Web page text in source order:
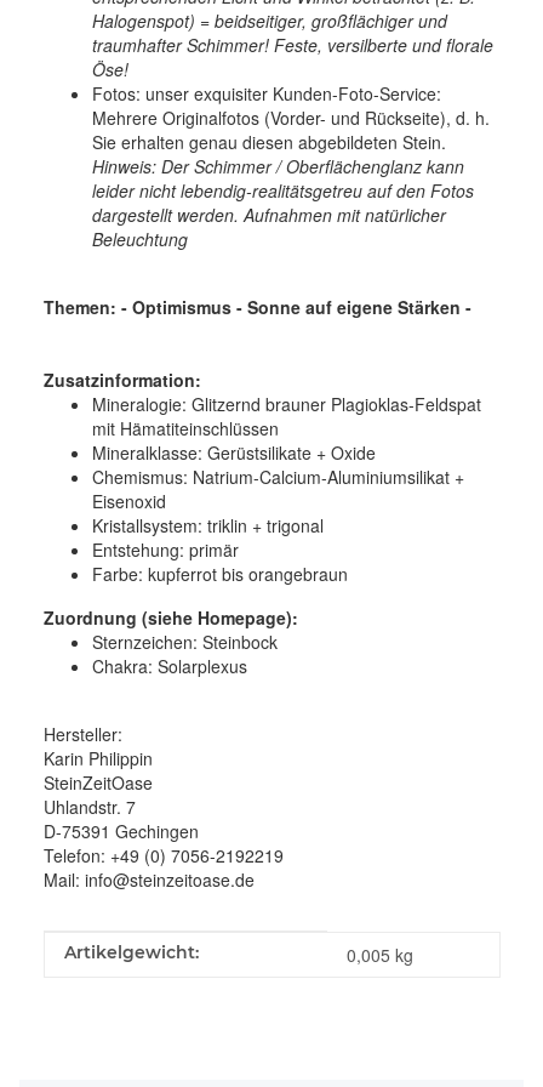
Halogenspot) = beidseitiger, großflächiger und
traumhafter Schimmer! Feste, versilberte und florale
Öse!
Fotos: unser exquisiter Kunden-Foto-Service:
Mehrere Originalfotos (Vorder- und Rückseite), d. h.
Sie erhalten genau diesen abgebildeten Stein.
Hinweis: Der Schimmer / Oberflächenglanz kann
leider nicht lebendig-realitätsgetreu auf den Fotos
dargestellt werden. Aufnahmen mit natürlicher
Beleuchtung
Themen: - Optimismus - Sonne auf eigene Stärken -
Zusatzinformation:
Mineralogie: Glitzernd brauner Plagioklas-Feldspat
mit Hämatiteinschlüssen
Mineralklasse: Gerüstsilikate + Oxide
Chemismus: Natrium-Calcium-Aluminiumsilikat +
Eisenoxid
Kristallsystem: triklin + trigonal
Entstehung: primär
Farbe: kupferrot bis orangebraun
Zuordnung (siehe Homepage):
Sternzeichen: Steinbock
Chakra: Solarplexus
Hersteller:
Karin Philippin
SteinZeitOase
Uhlandstr. 7
D-75391 Gechingen
Telefon: +49 (0) 7056-2192219
Mail: info@steinzeitoase.de
Produkteigenschaft
Wert
Artikelgewicht: 0,005 kg